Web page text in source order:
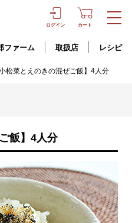
ログイン カート
ファーム 取扱店 レシピ
小松菜とえのきの混ぜご飯】4人分
飯】4人分